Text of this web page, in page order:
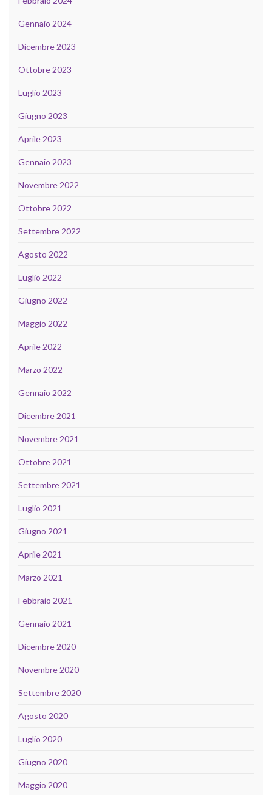
Gennaio 2024
Dicembre 2023
Ottobre 2023
Luglio 2023
Giugno 2023
Aprile 2023
Gennaio 2023
Novembre 2022
Ottobre 2022
Settembre 2022
Agosto 2022
Luglio 2022
Giugno 2022
Maggio 2022
Aprile 2022
Marzo 2022
Gennaio 2022
Dicembre 2021
Novembre 2021
Ottobre 2021
Settembre 2021
Luglio 2021
Giugno 2021
Aprile 2021
Marzo 2021
Febbraio 2021
Gennaio 2021
Dicembre 2020
Novembre 2020
Settembre 2020
Agosto 2020
Luglio 2020
Giugno 2020
Maggio 2020